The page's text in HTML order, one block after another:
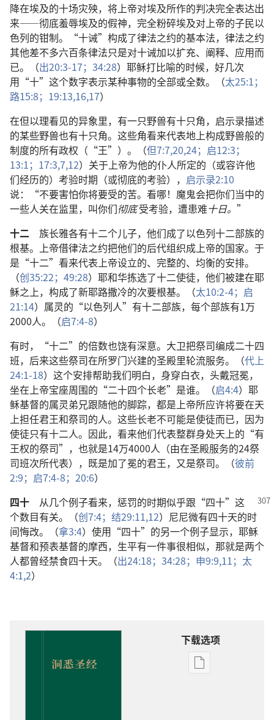
降在埃及的十场灾殃，将上帝对埃及所作的判决完全表达出
来——彻底羞辱埃及的假神，完全粉碎埃及对上帝的子民以
色列的钳制。“十诫”构成了律法之约的基本法，律法之约
其他差不多六百条律法只是对十诫加以扩充、阐释、应用而
已。（出20:3-17； 34:28）耶稣打比喻的时候，好几次
用“十”这个数字表示某种事物的全部或全数。（太25:1；
路15:8； 19:13,16,17）
在但以理看见的异象里，有一只野兽有十只角，启示录描述
的某些野兽也有十只角。这些角看来代表地上构成野兽般的
制度的所有政权（“王”）。（但7:7,20,24； 启12:3；
13:1； 17:3,7,12）关于上帝为他的仆人所定的（或容许他
们经历的）考验时期（或彻底的考验）， 启示录2:10
说：“不要害怕你将要受的苦。看哪！魔鬼会把你们当中的
一些人关在监里，叫你们彻底受考验，遭患难十日。 ”
十二 族长雅各有十二个儿子，他们成了以色列十二部族的
根基。上帝借律法之约把他们的后代组织成上帝的国家。于
是“十二”看来代表上帝设立的、完整的、均衡的安排。
（创35:22； 49:28）耶和华拣选了十二使徒，他们被建在耶
稣之上，构成了新耶路撒冷的次要根基。（太10:2-4； 启
21:14）属灵的“以色列人”有十二部族，每个部族有1万
2000人。（启7:4-8）
有时，“十二”的倍数也饶有深意。大卫把祭司编成二十四
班，后来这些祭司在所罗门兴建的圣殿里轮流服务。（代上
24:1-18）这个安排帮助我们明白，身穿白衣，头戴冠冕，
坐在上帝宝座周围的“二十四个长老”是谁。（启4:4）耶
稣基督的属灵弟兄跟随他的脚踪，都是上帝所应许将要在天
上担任君王和祭司的人。这些长老不可能是使徒而已，因为
使徒只有十二人。因此，看来他们代表整群身处天上的“有
王权的祭司”，也就是14万4000人（由在圣殿服务的24祭
司班次所代表），既是加了冕的君王，又是祭司。（彼前
2:9； 启7:4-8； 20:6）
四十 从几个例子看来，惩罚的时期似乎跟“四十”这
个数目有关。（创7:4； 结29:11,12）尼尼微有四十天的时
间悔改。（拿3:4）使用“四十”的另一个例子显示，耶稣
基督和预表基督的摩西，生平有一件事很相似，那就是两个
人都曾经禁食四十天。（出24:18； 34:28； 申9:9,11； 太
4:1,2）
下载选项
电